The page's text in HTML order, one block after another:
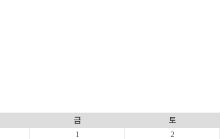
금
토
1
2